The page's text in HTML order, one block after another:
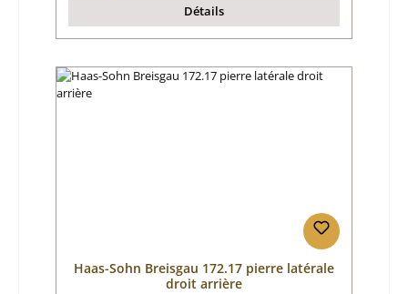
Détails
Haas-Sohn Breisgau 172.17 pierre latérale
droit arrière